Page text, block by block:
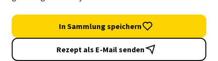
In Sammlung speichern
Rezept als E-Mail senden